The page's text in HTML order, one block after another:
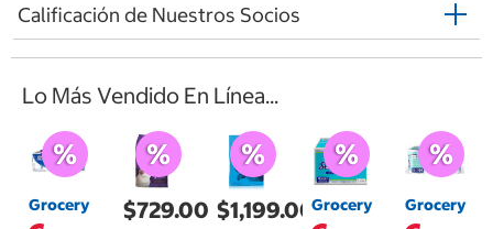
Calificación de Nuestros Socios
Lo Más Vendido En Línea...
Grocery $729.00 $1,199.00Grocery Grocery